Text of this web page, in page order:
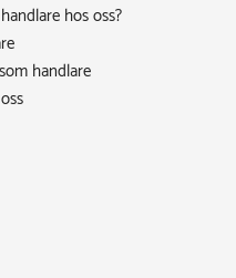
hos oss?
handlare